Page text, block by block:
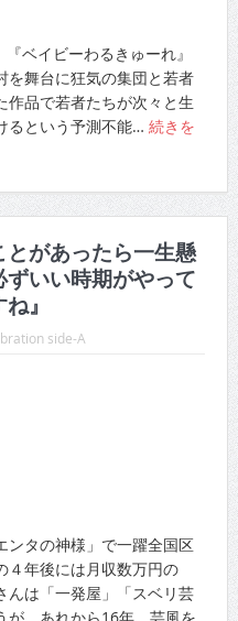
ベイビーわるきゅーれ』
舞台に狂気の集団と若者
作品で若者たちが次々と生
るという予測不能… 続きを
いい時期がやって
ね』
side-A
タの神様」で一躍全国区
４年後には月収数万円の
は「一発屋」「スベリ芸
が、あれから16年、芸風を